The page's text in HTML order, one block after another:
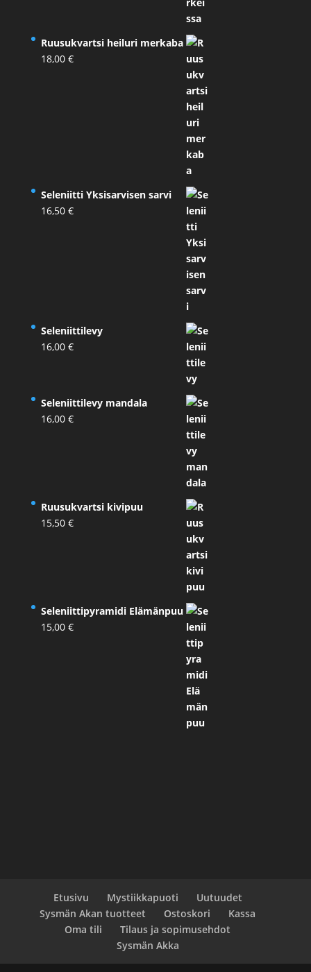
Ruusukvartsi heiluri merkaba
18,00 €
Seleniitti Yksisarvisen sarvi
16,50 €
Seleniittilevy
16,00 €
Seleniittilevy mandala
16,00 €
Ruusukvartsi kivipuu
15,50 €
Seleniittipyramidi Elämänpuu
15,00 €
Etusivu Mystiikkapuoti
Uutuudet
Sysmän Akan tuotteet
Ostoskori
Kassa
Oma tili
Tilaus ja sopimusehdot
Sysmän Akka